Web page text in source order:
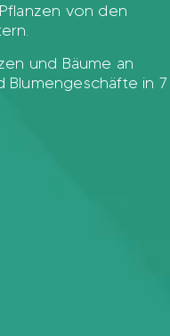
von den
und Bäume an
Blumengeschäfte in 7